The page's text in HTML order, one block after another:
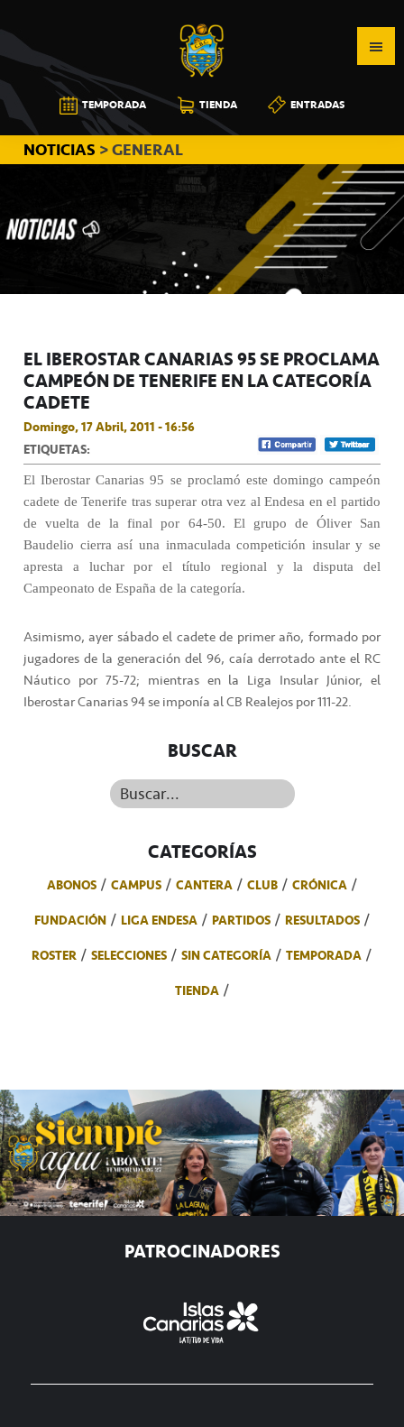
a
la
navegación
principal
al
contenido
principal
a
la
barra
lateral
principal
CB
CANARIAS
TEMPORADA TIENDA ENTRADAS
NOTICIAS > GENERAL
EL IBEROSTAR CANARIAS 95 SE PROCLAMA
CAMPEÓN DE TENERIFE EN LA CATEGORÍA
CADETE
Domingo, 17 Abril, 2011 - 16:56
ETIQUETAS:
El Iberostar Canarias 95 se proclamó este domingo campeón
cadete de Tenerife tras superar otra vez al Endesa en el partido
de vuelta de la final por 64-50. El grupo de Óliver San
Baudelio cierra así una inmaculada competición insular y se
apresta a luchar por el título regional y la disputa del
Campeonato de España de la categoría.
Asimismo, ayer sábado el cadete de primer año, formado por
jugadores de la generación del 96, caía derrotado ante el RC
Náutico por 75-72; mientras en la Liga Insular Júnior, el
Iberostar Canarias 94 se imponía al CB Realejos por 111-22.
BUSCAR
Buscar...
CATEGORÍAS
ABONOS CAMPUS CANTERA CLUB
CRÓNICA
FUNDACIÓN
LIGA ENDESA PARTIDOS
RESULTADOS
ROSTER
SELECCIONES SIN CATEGORÍA
TEMPORADA
TIENDA
PATROCINADORES